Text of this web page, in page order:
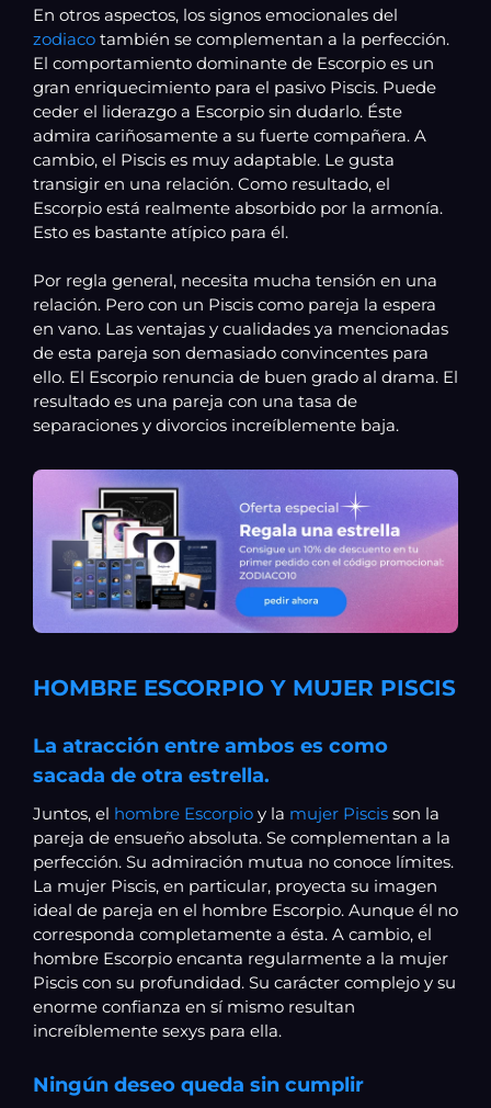
En otros aspectos, los signos emocionales del
zodiaco también se complementan a la perfección.
El comportamiento dominante de Escorpio es un
gran enriquecimiento para el pasivo Piscis. Puede
ceder el liderazgo a Escorpio sin dudarlo. Éste
admira cariñosamente a su fuerte compañera. A
cambio, el Piscis es muy adaptable. Le gusta
transigir en una relación. Como resultado, el
Escorpio está realmente absorbido por la armonía.
Esto es bastante atípico para él.
Por regla general, necesita mucha tensión en una
relación. Pero con un Piscis como pareja la espera
en vano. Las ventajas y cualidades ya mencionadas
de esta pareja son demasiado convincentes para
ello. El Escorpio renuncia de buen grado al drama. El
resultado es una pareja con una tasa de
separaciones y divorcios increíblemente baja.
HOMBRE ESCORPIO Y MUJER PISCIS
La atracción entre ambos es como
sacada de otra estrella.
Juntos, el hombre Escorpio y la mujer Piscis son la
pareja de ensueño absoluta. Se complementan a la
perfección. Su admiración mutua no conoce límites.
La mujer Piscis, en particular, proyecta su imagen
ideal de pareja en el hombre Escorpio. Aunque él no
corresponda completamente a ésta. A cambio, el
hombre Escorpio encanta regularmente a la mujer
Piscis con su profundidad. Su carácter complejo y su
enorme confianza en sí mismo resultan
increíblemente sexys para ella.
Ningún deseo queda sin cumplir